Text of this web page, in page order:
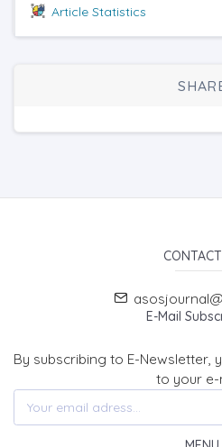
Article Statistics
E-Mail
By subscribing to E-Newsletter,
to your e-